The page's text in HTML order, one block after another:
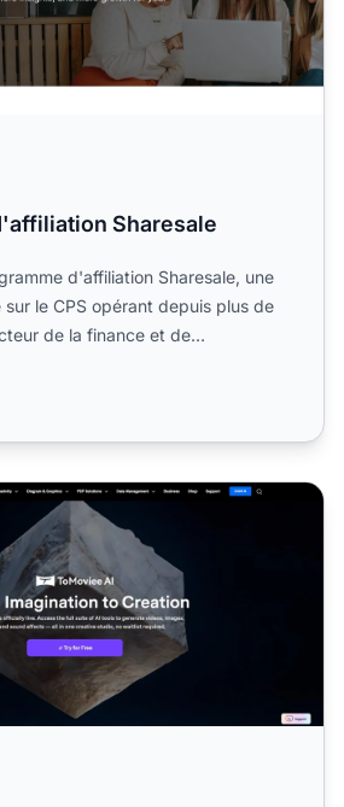
Sharesale
d'affiliation Sharesale, une
le CPS opérant depuis plus de
de la finance et de
Wondershare